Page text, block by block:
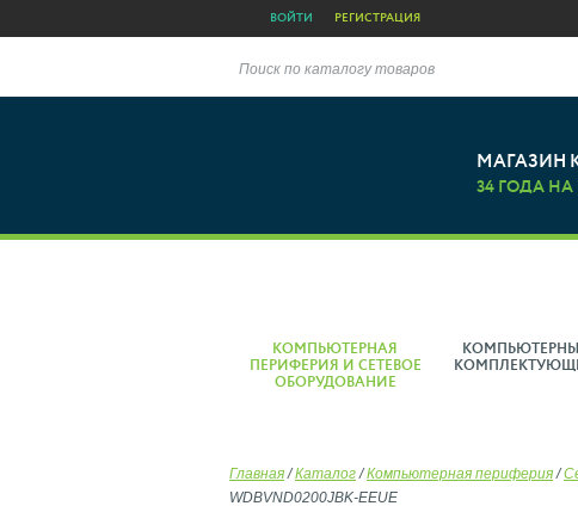
ВОЙТИ РЕГИСТРАЦИЯ
Поиск по каталогу товаров
МАГАЗИН
34 ГОДА НА
КОМПЬЮТЕРНАЯ
ПЕРИФЕРИЯ И СЕТЕВОЕ
ОБОРУДОВАНИЕ
Главная /Каталог /Компьютерная периферия /
WDBVND0200JBK-EEUE